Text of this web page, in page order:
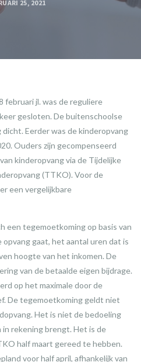
25, 2021
februari jl. was de reguliere
gesloten. De buitenschoolse
Eerder was de kinderopvang
Ouders zijn gecompenseerd
kinderopvang via de Tijdelijke
(TTKO). Voor de
een vergelijkbare
een tegemoetkoming op basis van
gaat, het aantal uren dat is
hoogte van het inkomen. De
van de betaalde eigen bijdrage.
op het maximale door de
De tegemoetkoming geldt niet
Het is niet de bedoeling
rekening brengt. Het is de
half maart gereed te hebben.
voor half april, afhankelijk van